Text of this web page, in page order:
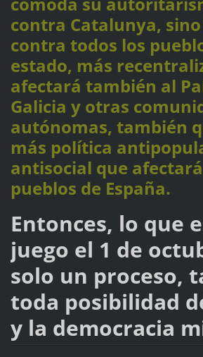
contra Catalunya,
contra todos los
estado, más
afectará también al
Galicia y otras
autónomas, también
más política
antisocial que
pueblos de España.
Entonces, lo que
juego el 1 de
solo un proceso,
toda posibilidad
y la democracia